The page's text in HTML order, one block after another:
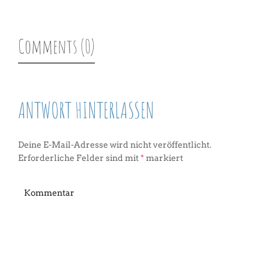
Comments (0)
ANTWORT HINTERLASSEN
Deine E-Mail-Adresse wird nicht veröffentlicht.
Erforderliche Felder sind mit* markiert